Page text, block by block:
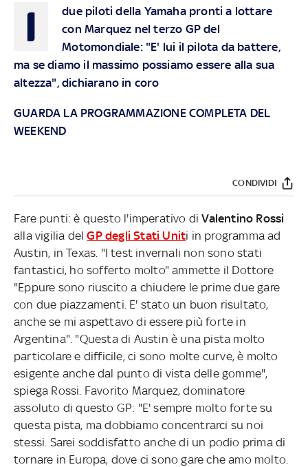
I
due piloti della Yamaha pronti a lottare
con Marquez nel terzo GP del
Motomondiale: "E' lui il pilota da battere,
ma se diamo il massimo possiamo essere alla sua
altezza", dichiarano in coro
GUARDA LA PROGRAMMAZIONE COMPLETA DEL
WEEKEND
CONDIVIDI
Fare punti: è questo l'imperativo diValentino Rossi
alla vigilia delGP degli Stati Uniti in programma ad
Austin, in Texas. "I test invernali non sono stati
fantastici, ho sofferto molto" ammette il Dottore
"Eppure sono riuscito a chiudere le prime due gare
con due piazzamenti. E' stato un buon risultato,
anche se mi aspettavo di essere più forte in
Argentina". "Questa di Austin è una pista molto
particolare e difficile, ci sono molte curve, è molto
esigente anche dal punto di vista delle gomme",
spiega Rossi. Favorito Marquez, dominatore
assoluto di questo GP: "E' sempre molto forte su
questa pista, ma dobbiamo concentrarci su noi
stessi. Sarei soddisfatto anche di un podio prima di
tornare in Europa, dove ci sono gare che amo molto.